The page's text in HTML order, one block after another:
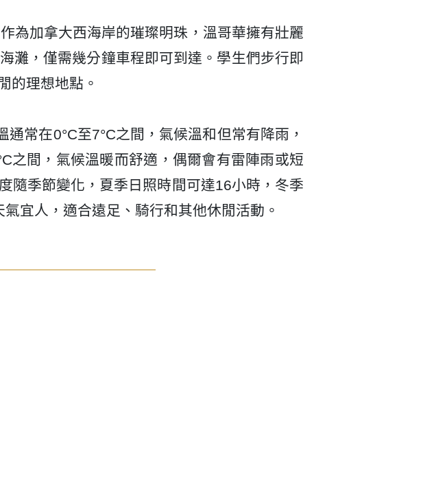
為加拿大西海岸的璀璨明珠，溫哥華擁有壯麗
灘，僅需幾分鐘車程即可到達。學生們步行即
的理想地點。
常在0°C至7°C之間，氣候溫和但常有降雨，
之間，氣候溫暖而舒適，偶爾會有雷陣雨或短
隨季節變化，夏季日照時間可達16小時，冬季
宜人，適合遠足、騎行和其他休閒活動。